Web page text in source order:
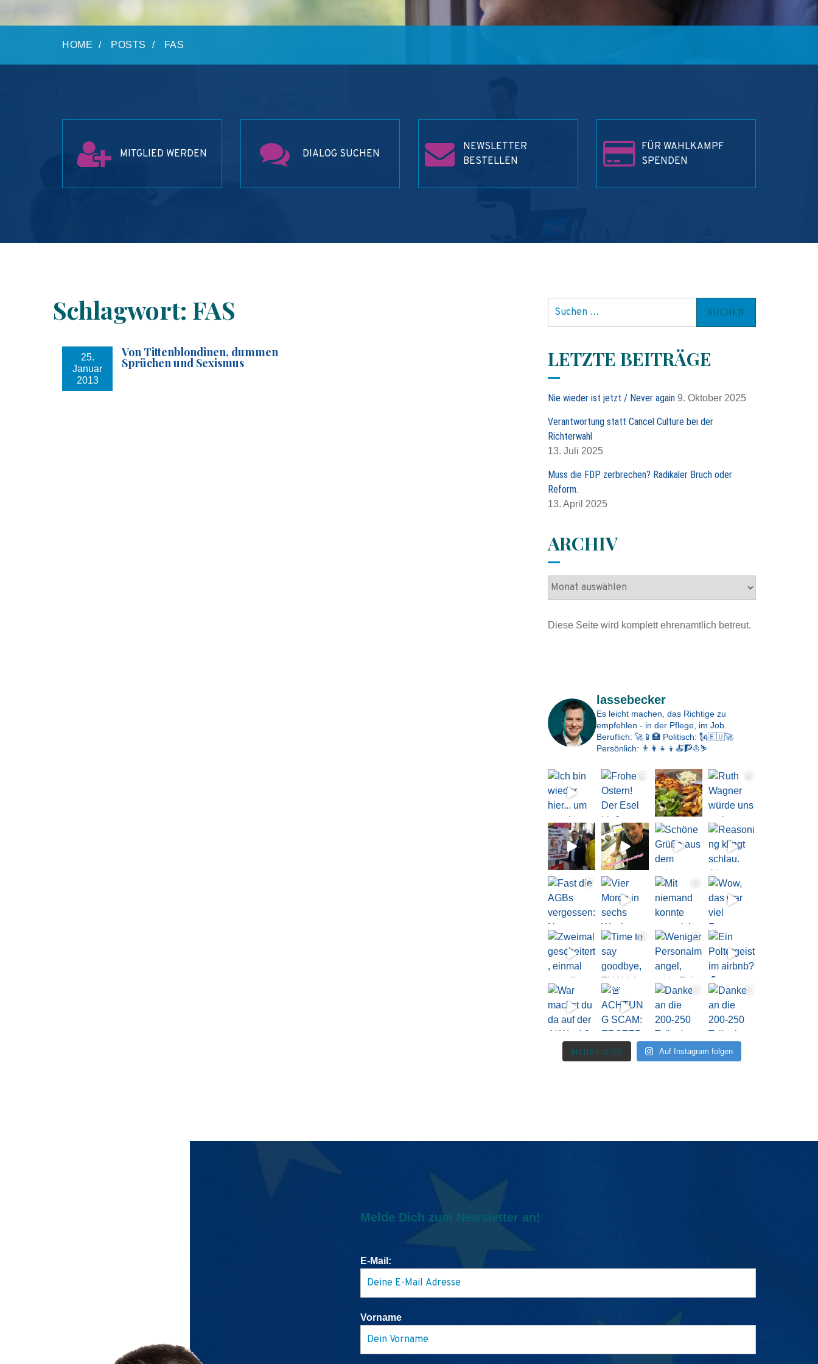
HOME POSTS FAS
MITGLIED WERDEN DIALOG SUCHEN
NEWSLETTER
BESTELLEN
FÜR WAHLKAMPF
SPENDEN
Schlagwort: FAS
25.
Januar
2013
Von Tittenblondinen, dummen
Sprüchen und Sexismus
e
n
n
c
h
:
LETZTE BEITRÄGE
Nie wieder ist jetzt / Never again 9. Oktober 2025
Verantwortung statt Cancel Culture bei der
Richterwahl
13. Juli 2025
Muss die FDP zerbrechen? Radikaler Bruch oder
Reform.
13. April 2025
ARCHIV
A
h
Diese Seite wird komplett ehrenamtlich betreut.
lassebecker
Es leicht machen, das Richtige zu
empfehlen - in der Pflege, im Job.
Beruflich: 🚀📱🏥 Politisch: 🗽🇪🇺🚀
Persönlich: 👨‍👩‍👧‍👦🍝🧗⛵⛷️
MEHR LADEN Auf Instagram folgen
Melde Dich zum Newsletter an!
E-Mail:
Vorname